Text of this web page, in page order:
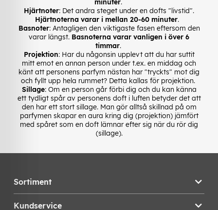
minuter.
Hjärtnoter: Det andra steget under en dofts "livstid".
Hjärtnoterna varar i mellan 20-60 minuter.
Basnoter: Antagligen den viktigaste fasen eftersom den
varar längst. Basnoterna varar vanligen i över 6
timmar.
Projektion: Har du någonsin upplevt att du har suttit
mitt emot en annan person under t.ex. en middag och
känt att personens parfym nästan har "tryckts" mot dig
och fyllt upp hela rummet? Detta kallas för projektion.
Sillage: Om en person går förbi dig och du kan känna
ett tydligt spår av personens doft i luften betyder det att
den har ett stort sillage. Man gör alltså skillnad på om
parfymen skapar en aura kring dig (projektion) jämfört
med spåret som en doft lämnar efter sig när du rör dig
(sillage).
Sortiment
Kundservice